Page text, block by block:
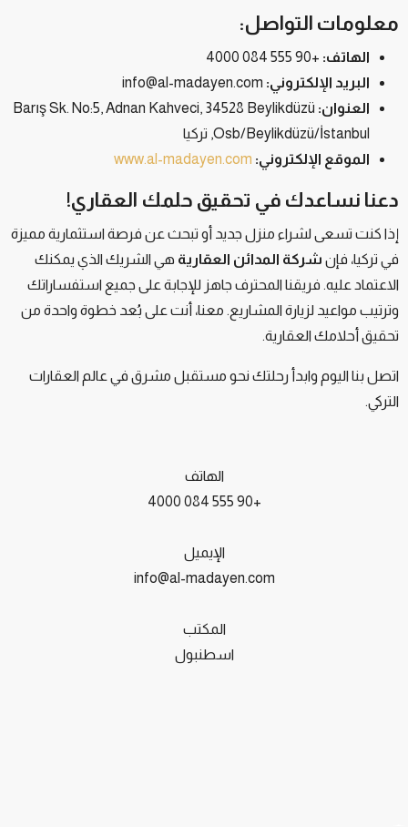
معلومات التواصل:
الهاتف:+90 555 084 4000
البريد الإلكتروني: info@al-madayen.com
العنوان:Barış Sk. No:5, Adnan Kahveci, 34528 Beylikdüzü
Osb/Beylikdüzü/İstanbul, تركيا
الموقع الإلكتروني: www.al-madayen.com
دعنا نساعدك في تحقيق حلمك العقاري!
إذا كنت تسعى لشراء منزل جديد أو تبحث عن فرصة استثمارية مميزة
في تركيا، فإنشركة المدائن العقاريةهي الشريك الذي يمكنك
الاعتماد عليه. فريقنا المحترف جاهز للإجابة على جميع استفساراتك
وترتيب مواعيد لزيارة المشاريع. معنا، أنت على بُعد خطوة واحدة من
تحقيق أحلامك العقارية.
اتصل بنا اليوم وابدأ رحلتك نحو مستقبل مشرق في عالم العقارات
التركي.
الهاتف
الإيميل
info@al-madayen.com
المكتب
اسطنبول